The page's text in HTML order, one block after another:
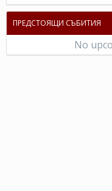
ПРЕДСТОЯЩИ СЪБИТИЯ
No